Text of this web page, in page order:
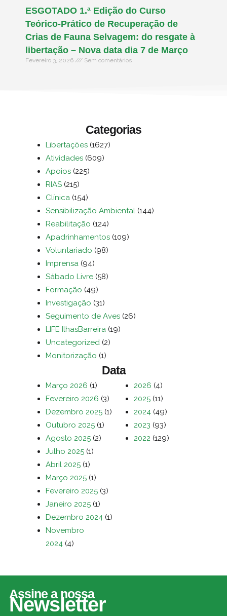
ESGOTADO 1.ª Edição do Curso
Teórico-Prático de Recuperação de
Crias de Fauna Selvagem: do resgate à
libertação – Nova data dia 7 de Março
Fevereiro 3, 2026 Sem comentários
Categorias
Libertações (1627)
Atividades (609)
Apoios (225)
RIAS (215)
Clínica (154)
Sensibilização Ambiental (144)
Reabilitação (124)
Apadrinhamentos (109)
Voluntariado (98)
Imprensa (94)
Sábado Livre (58)
Formação (49)
Investigação (31)
Seguimento de Aves (26)
LIFE IlhasBarreira (19)
Uncategorized (2)
Monitorização (1)
Data
Março 2026 (1)
Fevereiro 2026 (3)
Dezembro 2025 (1)
Outubro 2025 (1)
Agosto 2025 (2)
Julho 2025 (1)
Abril 2025 (1)
Março 2025 (1)
Fevereiro 2025 (3)
Janeiro 2025 (1)
Dezembro 2024 (1)
Novembro
2024 (4)
2026 (4)
2025 (11)
2024 (49)
2023 (93)
2022 (129)
Assine a nossa
Newsletter